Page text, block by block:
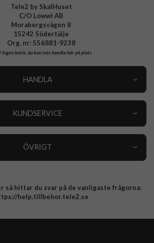
Tele2 by SkalHuset
C/O Lowwi AB
Morabergsvägen 8
15242 Södertälje
Org. nr: 556881-9238
Ingen butik, du kan inte handla här på plats
HANDLA
KUNDSERVICE
ÖVRIGT
så hittar du svar på de vanligaste frågorna:
help.tillbehor.tele2.se